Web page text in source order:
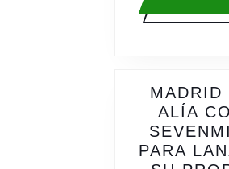
MADRID
ALÍA
PARA